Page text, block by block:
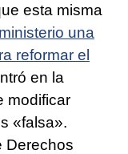
esta misma
una
reformar el
en la
modificar
«falsa».
Derechos